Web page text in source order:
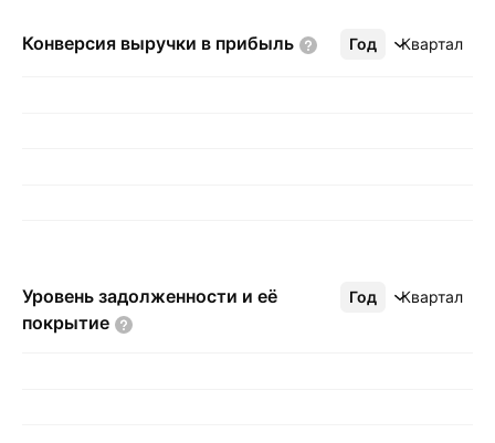
Конверсия выручки в прибыль Год Квартал
Ещё
Уровень задолженности и её
покрытие
Год Квартал
Ещё